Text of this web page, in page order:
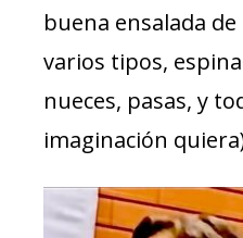
buena ensalada
varios tipos,
nueces, pasas, y
imaginación